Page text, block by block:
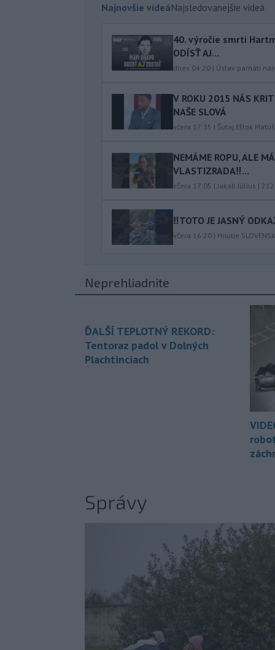
Najnovšie videáNajsledovanejšie videá
40.⁠ ⁠výročie smrti
ODÍSŤ AJ...
dnes 04:20 | Ústav pamäti
V ROKU 2015 NÁS
NAŠE SLOVÁ
včera 17:35 | Šutaj Eštok Matúš
NEMÁME ROPU, ALE
VLASTIZRADA‼️...
včera 17:05 | Jakab Július |
‼️TOTO JE JASNÝ
včera 16:20 | Hnutie
Neprehliadnite
ĎALŠÍ TEPLOTNÝ REKORD:
Tentoraz padol v Dolných
Plachtinciach
Správy